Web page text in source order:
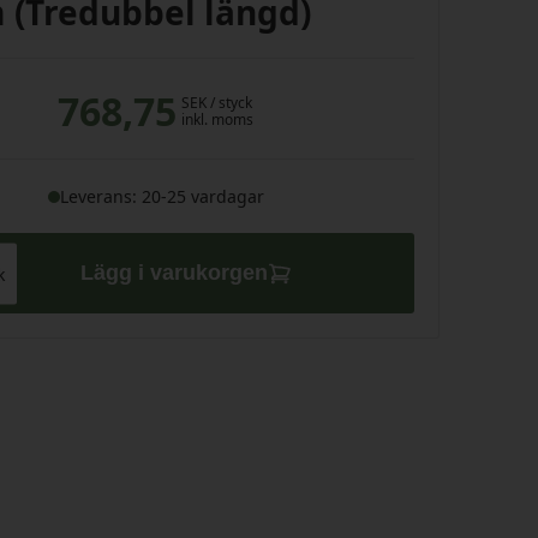
(Tredubbel längd)
768,75 SEK/ styck
inkl. moms
Leverans: 20-25 vardagar
Lägg i varukorgen